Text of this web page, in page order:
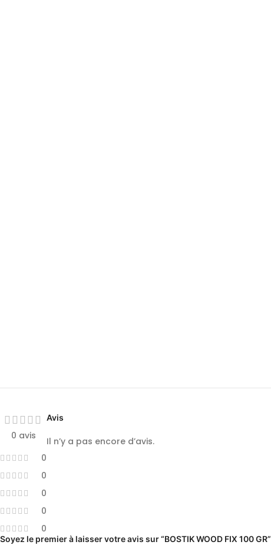
0 avis
0
0
0
0
0
Avis
Il n’y a pas encore d’avis.
Soyez le premier à laisser votre avis sur “BOSTIK WOOD FIX 100 GR”